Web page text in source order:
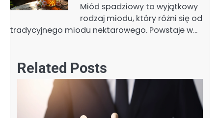
Miód spadziowy to wyjątkowy
rodzaj miodu, który różni się od
tradycyjnego miodu nektarowego. Powstaje w…
Related Posts